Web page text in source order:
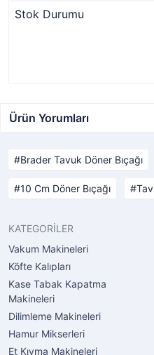
Stok Durumu
Ürün Yorumları
Brader Tavuk Döner Bıçağı
10 Cm Döner Bıçağı
KATEGORİLER
Vakum Makineleri
Köfte Kalıpları
Kase Tabak Kapatma
Makineleri
Dilimleme Makineleri
Hamur Mikserleri
Et Kıyma Makineleri